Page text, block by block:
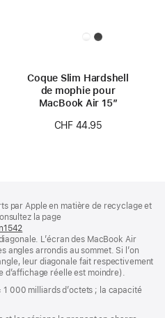
Coque Slim Hardshell
de mophie pour
MacBook Air 15″
CHF 44.95
par Apple en matière de recyclage et
la page
dans
une
nouvelle
fenêtre)
L’écran des MacBook Air
angles arrondis au sommet. Si l’on
leur diagonale fait respectivement
réelle est moindre).
1 000 milliards d’octets ; la capacité